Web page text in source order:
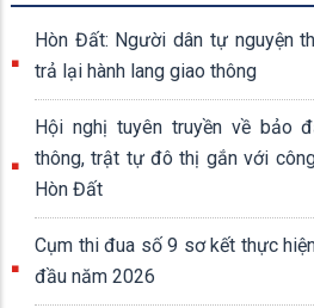
Hòn Đất: Người dân tự nguyện
trả lại hành lang giao thông
Hội nghị tuyên truyền về bảo
thông, trật tự đô thị gắn với
Hòn Đất
Cụm thi đua số 9 sơ kết thực
đầu năm 2026